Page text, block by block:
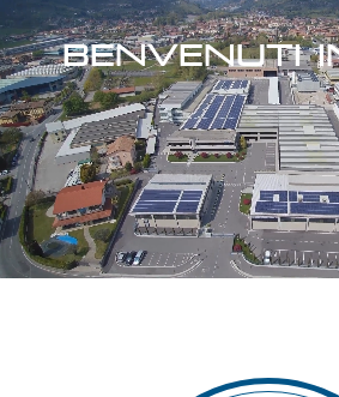
BENVENUTI